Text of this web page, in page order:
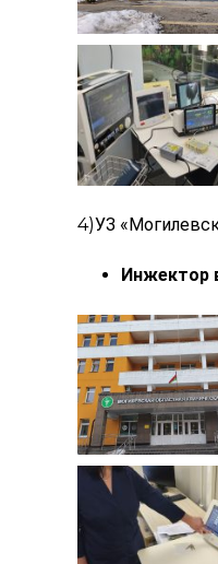
4)УЗ
Инжектор